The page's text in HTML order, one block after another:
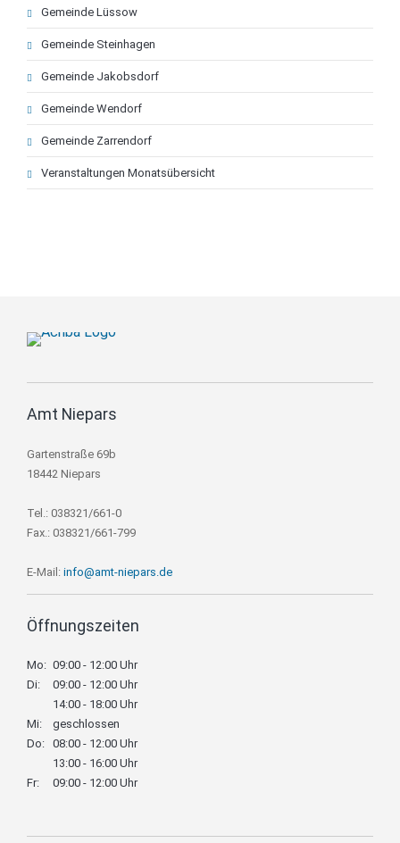
Gemeinde Lüssow
Gemeinde Steinhagen
Gemeinde Jakobsdorf
Gemeinde Wendorf
Gemeinde Zarrendorf
Veranstaltungen Monatsübersicht
Amt Niepars
Gartenstraße 69b
18442 Niepars
Tel.: 038321/661-0
Fax.: 038321/661-799
E-Mail: info@amt-niepars.de
Öffnungszeiten
Mo: 09:00 - 12:00 Uhr
Di:
09:00 - 12:00 Uhr
14:00 - 18:00 Uhr
Mi:
geschlossen
Do: 08:00 - 12:00 Uhr
13:00 - 16:00 Uhr
Fr:
09:00 - 12:00 Uhr